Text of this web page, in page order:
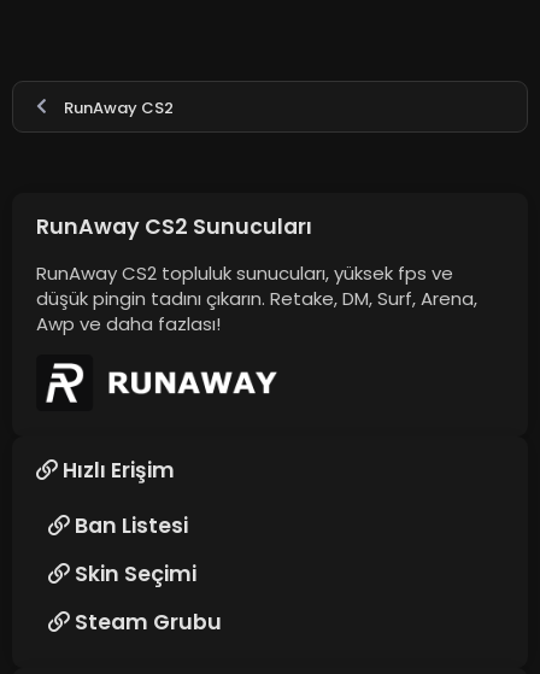
RunAway CS2
RunAway CS2 Sunucuları
RunAway CS2 topluluk sunucuları, yüksek fps ve
düşük pingin tadını çıkarın. Retake, DM, Surf, Arena,
Awp ve daha fazlası!
Hızlı Erişim
Ban Listesi
Skin Seçimi
Steam Grubu